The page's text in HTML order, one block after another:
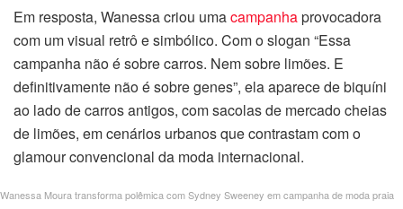
panel
panel
satın al
Em resposta, Wanessa criou umacampanhaprovocadora
com um visual retrô e simbólico. Com o slogan “Essa
campanha não é sobre carros. Nem sobre limões. E
definitivamente não é sobre genes”, ela aparece de biquíni
ao lado de carros antigos, com sacolas de mercado cheias
de limões, em cenários urbanos que contrastam com o
glamour convencional da moda internacional.
Wanessa Moura transforma polêmica com Sydney Sweeney em campanha de moda praia